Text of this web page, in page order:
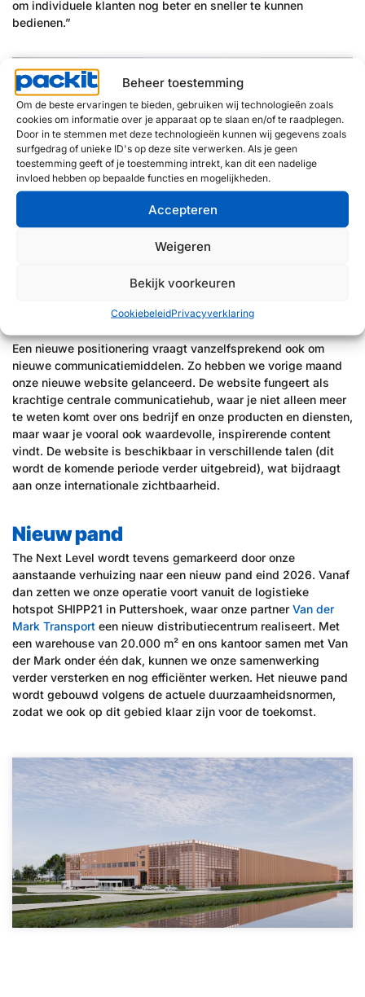
Beheer toestemming
Om de beste ervaringen te bieden, gebruiken wij technologieën zoals
cookies om informatie over je apparaat op te slaan en/of te raadplegen.
Door in te stemmen met deze technologieën kunnen wij gegevens zoals
surfgedrag of unieke ID's op deze site verwerken. Als je geen
toestemming geeft of je toestemming intrekt, kan dit een nadelige
invloed hebben op bepaalde functies en mogelijkheden.
Accepteren
Weigeren
Bekijk voorkeuren
CookiebeleidPrivacyverklaring
om individuele klanten nog beter en sneller te kunnen
bedienen.”
Nieuwe website
Een nieuwe positionering vraagt vanzelfsprekend ook om
nieuwe communicatiemiddelen. Zo hebben we vorige maand
onze nieuwe website gelanceerd. De website fungeert als
krachtige centrale communicatiehub, waar je niet alleen meer
te weten komt over ons bedrijf en onze producten en diensten,
maar waar je vooral ook waardevolle, inspirerende content
vindt. De website is beschikbaar in verschillende talen (dit
wordt de komende periode verder uitgebreid), wat bijdraagt
aan onze internationale zichtbaarheid.
Nieuw pand
The Next Level wordt tevens gemarkeerd door onze
aanstaande verhuizing naar een nieuw pand eind 2026. Vanaf
dan zetten we onze operatie voort vanuit de logistieke
hotspot SHIPP21 in Puttershoek, waar onze partner Van der
Mark Transport een nieuw distributiecentrum realiseert. Met
een warehouse van 20.000 m² en ons kantoor samen met Van
der Mark onder één dak, kunnen we onze samenwerking
verder versterken en nog efficiënter werken. Het nieuwe pand
wordt gebouwd volgens de actuele duurzaamheidsnormen,
zodat we ook op dit gebied klaar zijn voor de toekomst.